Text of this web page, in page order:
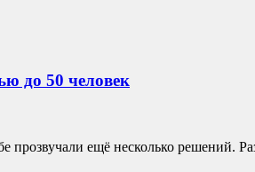
до 50 человек
ещё несколько решений.